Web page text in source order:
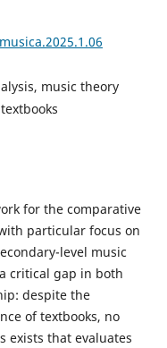
music theory
for the comparative
particular focus on
level music
critical gap in both
despite the
of textbooks, no
exists that evaluates